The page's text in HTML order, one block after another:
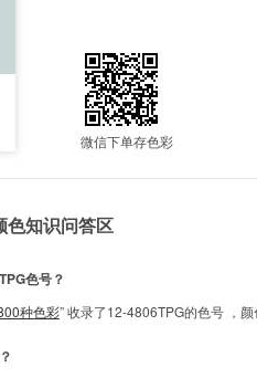
微信下单存色彩
色知识问答区
色号？
种色彩” 收录了12-4806TPG的色号 ，